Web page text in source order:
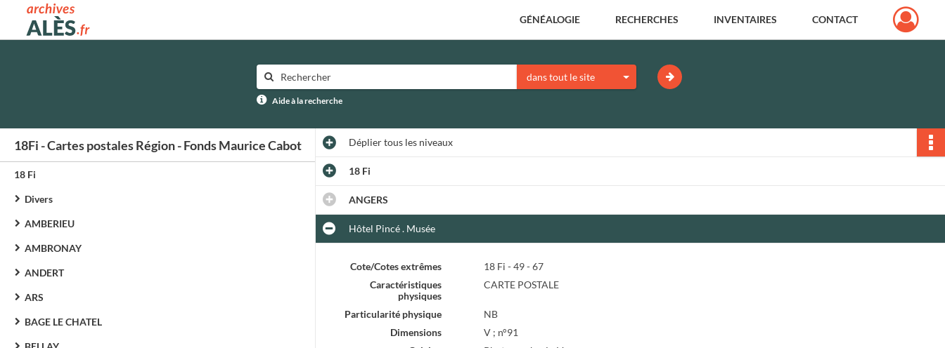
Archives municipales d'Alès GÉNÉALOGIE RECHERCHES INVENTAIRES CONTACT
dans tout le site
Aide à la recherche
18Fi - Cartes postales Région - Fonds Maurice Cabot
18 Fi
Divers
AMBERIEU
AMBRONAY
ANDERT
ARS
BAGE LE CHATEL
Dépliertous les niveaux
18 Fi
ANGERS
Hôtel Pincé . Musée
Cote/Cotes extrêmes
18 Fi - 49 - 67
Caractéristiques
physiques
CARTE POSTALE
Particularité physique
NB
Dimensions
V ; n°91